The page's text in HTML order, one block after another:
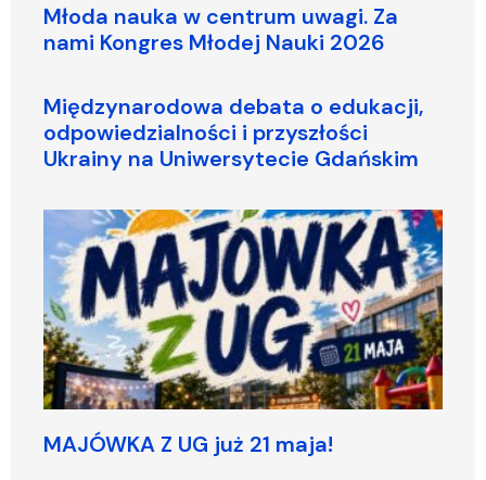
Młoda nauka w centrum uwagi. Za
nami Kongres Młodej Nauki 2026
Międzynarodowa debata o edukacji,
odpowiedzialności i przyszłości
Ukrainy na Uniwersytecie Gdańskim
MAJÓWKA Z UG już 21 maja!